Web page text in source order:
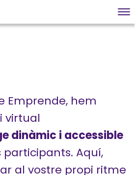
Emprende, hem
virtual
dinàmic i accessible
participants. Aquí,
al vostre propi ritme